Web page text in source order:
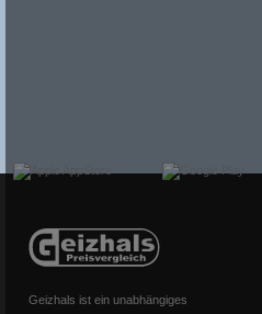
Geizhals ist ein unabhängiges